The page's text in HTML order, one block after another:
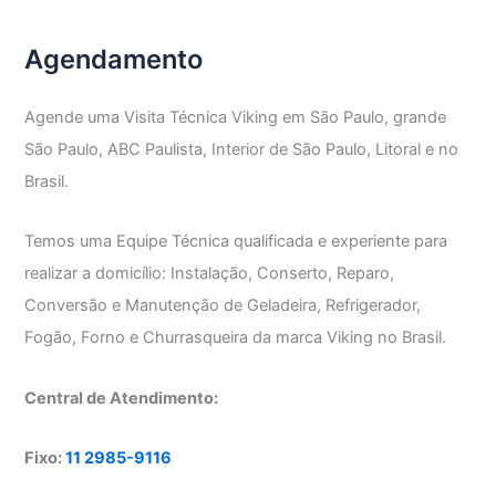
Agendamento
Agende uma Visita Técnica Viking em São Paulo, grande
São Paulo, ABC Paulista, Interior de São Paulo, Litoral e no
Brasil.
Temos uma Equipe Técnica qualificada e experiente para
realizar a domicílio: Instalação, Conserto, Reparo,
Conversão e Manutenção de Geladeira, Refrigerador,
Fogão, Forno e Churrasqueira da marca Viking no Brasil.
Central de Atendimento:
Fixo:11 2985-9116